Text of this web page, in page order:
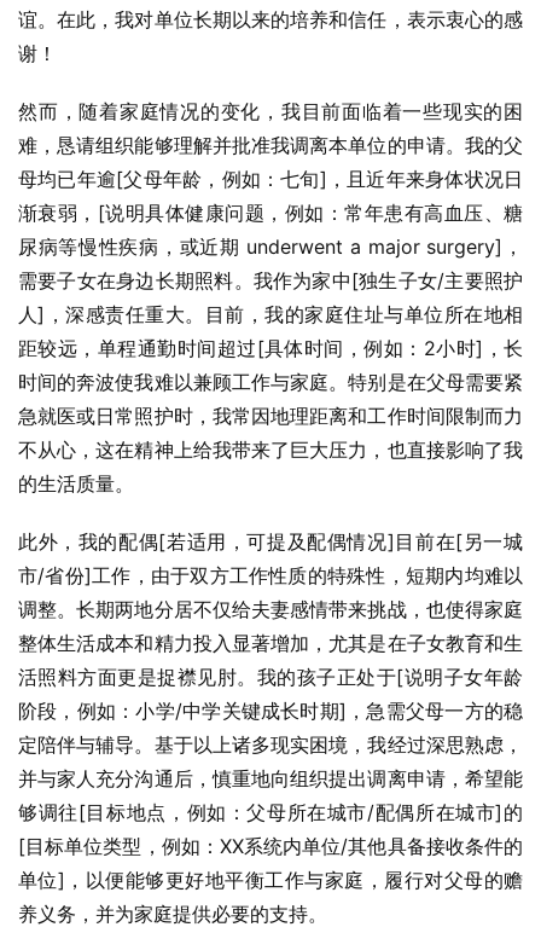
谊。在此，我对单位长期以来的培养和信任，表示衷心的感
谢！
然而，随着家庭情况的变化，我目前面临着一些现实的困
难，恳请组织能够理解并批准我调离本单位的申请。我的父
母均已年逾[父母年龄，例如：七旬]，且近年来身体状况日
渐衰弱，[说明具体健康问题，例如：常年患有高血压、糖
尿病等慢性疾病，或近期 underwent a major surgery]，
需要子女在身边长期照料。我作为家中[独生子女/主要照护
人]，深感责任重大。目前，我的家庭住址与单位所在地相
距较远，单程通勤时间超过[具体时间，例如：2小时]，长
时间的奔波使我难以兼顾工作与家庭。特别是在父母需要紧
急就医或日常照护时，我常因地理距离和工作时间限制而力
不从心，这在精神上给我带来了巨大压力，也直接影响了我
的生活质量。
此外，我的配偶[若适用，可提及配偶情况]目前在[另一城
市/省份]工作，由于双方工作性质的特殊性，短期内均难以
调整。长期两地分居不仅给夫妻感情带来挑战，也使得家庭
整体生活成本和精力投入显著增加，尤其是在子女教育和生
活照料方面更是捉襟见肘。我的孩子正处于[说明子女年龄
阶段，例如：小学/中学关键成长时期]，急需父母一方的稳
定陪伴与辅导。基于以上诸多现实困境，我经过深思熟虑，
并与家人充分沟通后，慎重地向组织提出调离申请，希望能
够调往[目标地点，例如：父母所在城市/配偶所在城市]的
[目标单位类型，例如：XX系统内单位/其他具备接收条件的
单位]，以便能够更好地平衡工作与家庭，履行对父母的赡
养义务，并为家庭提供必要的支持。